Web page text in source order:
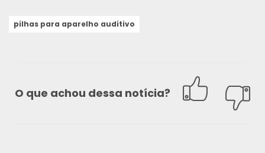
pilhas para aparelho auditivo
O que achou dessa notícia?